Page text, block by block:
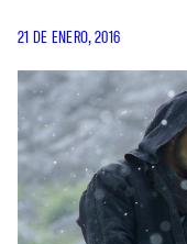
21 DE ENERO, 2016